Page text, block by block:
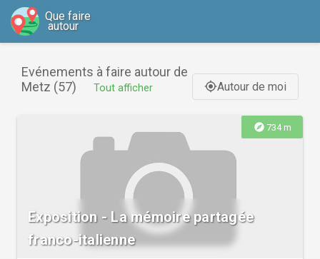
Que faire
autour
Evénements à faire autour de
Metz (57)
Tout afficher gps_fixedAutour de moi
explore 734 m
Exposition - La mémoire partagée
franco-italienne